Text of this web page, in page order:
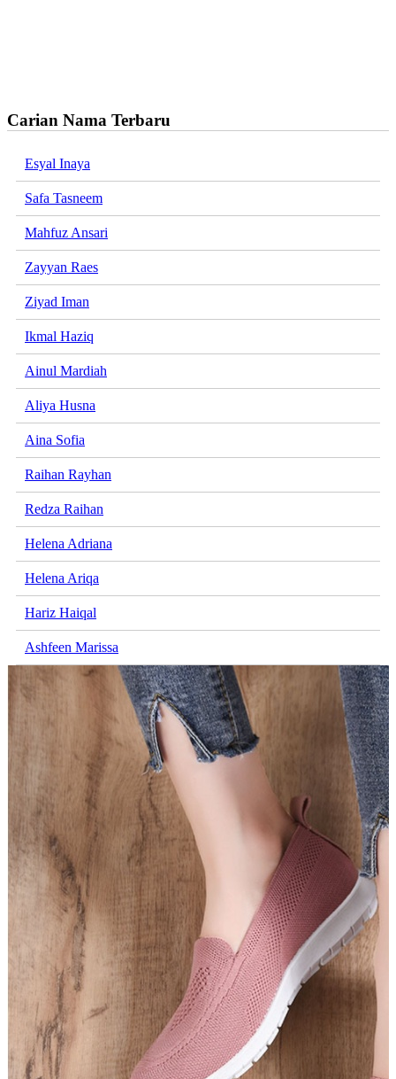
Carian Nama Terbaru
Esyal Inaya
Safa Tasneem
Mahfuz Ansari
Zayyan Raes
Ziyad Iman
Ikmal Haziq
Ainul Mardiah
Aliya Husna
Aina Sofia
Raihan Rayhan
Redza Raihan
Helena Adriana
Helena Ariqa
Hariz Haiqal
Ashfeen Marissa